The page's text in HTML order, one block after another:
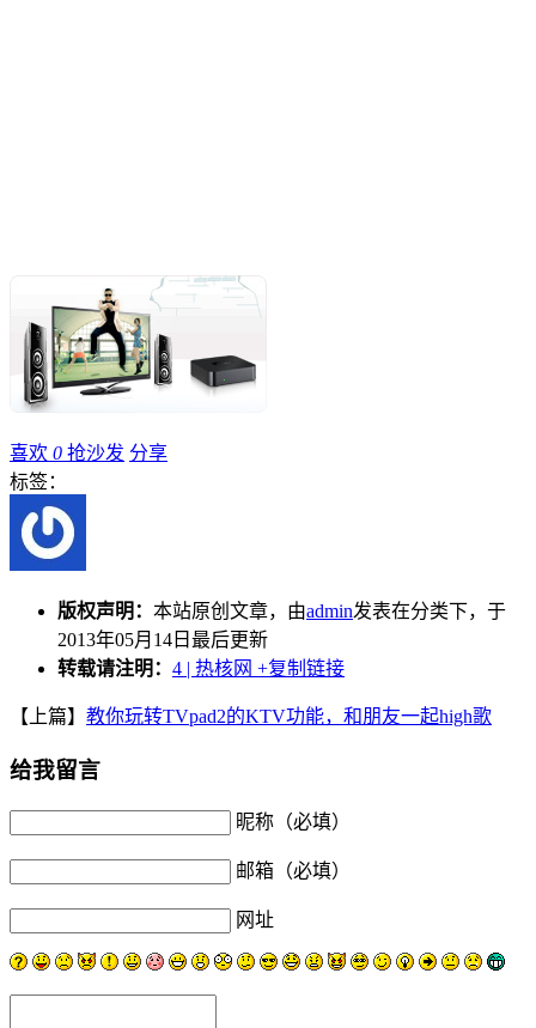
喜欢 0 抢沙发 分享
标签：
版权声明： 本站原创文章，由admin发表在分类下，于
2013年05月14日最后更新
转载请注明： 4 | 热核网 +复制链接
【上篇】 教你玩转TVpad2的KTV功能，和朋友一起high歌
给我留言
昵称（必填）
邮箱（必填）
网址